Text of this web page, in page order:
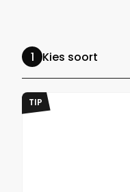
Kies soort
TIP